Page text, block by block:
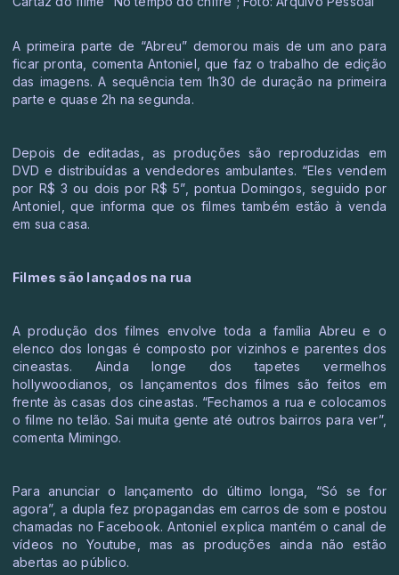
A primeira parte de “Abreu” demorou mais de um ano para
ficar pronta, comenta Antoniel, que faz o trabalho de edição
das imagens. A sequência tem 1h30 de duração na primeira
parte e quase 2h na segunda.
Depois de editadas, as produções são reproduzidas em
DVD e distribuídas a vendedores ambulantes. “Eles vendem
por R$ 3 ou dois por R$ 5”, pontua Domingos, seguido por
Antoniel, que informa que os filmes também estão à venda
em sua casa.
Filmes são lançados na rua
A produção dos filmes envolve toda a família Abreu e o
elenco dos longas é composto por vizinhos e parentes dos
cineastas. Ainda longe dos tapetes vermelhos
hollywoodianos, os lançamentos dos filmes são feitos em
frente às casas dos cineastas. “Fechamos a rua e colocamos
o filme no telão. Sai muita gente até outros bairros para ver”,
comenta Mimingo.
Para anunciar o lançamento do último longa, “Só se for
agora”, a dupla fez propagandas em carros de som e postou
chamadas no Facebook. Antoniel explica mantém o canal de
vídeos no Youtube, mas as produções ainda não estão
abertas ao público.